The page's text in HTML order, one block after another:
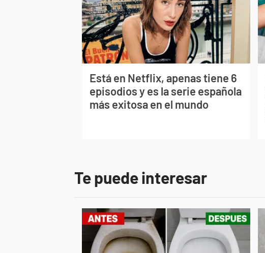
Está en Netflix, apenas tiene 6
episodios y es la serie española
más exitosa en el mundo
Te puede interesar